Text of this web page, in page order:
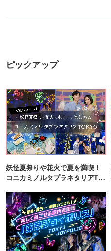
ピックアップ
妖怪夏祭りや花火で夏を満喫！
コニカミノルタプラネタリアTO